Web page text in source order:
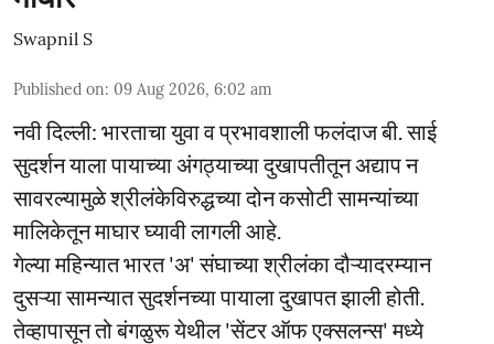
Swapnil S
Published on: 09 Aug 2026, 6:02 am
नवी दिल्ली: भारताचा युवा व प्रभावशाली फलंदाज बी. साई
सुदर्शन याला पायाच्या अंगठ्याच्या दुखापतीतून अद्याप न
सावरल्यामुळे श्रीलंकेविरुद्धच्या दोन कसोटी सामन्यांच्या
मालिकेतून माघार घ्यावी लागली आहे.
गेल्या महिन्यात भारत 'अ' संघाच्या श्रीलंका दौऱ्यादरम्यान
दुसऱ्या सामन्यात सुदर्शनच्या पायाला दुखापत झाली होती.
तेव्हापासून तो बंगळुरू येथील 'सेंटर ऑफ एक्सलन्स' मध्ये